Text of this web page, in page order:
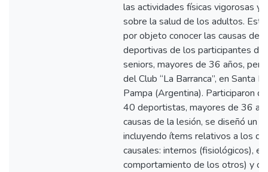
las actividades físicas vigorosas y
sobre la salud de los adultos.
por objeto conocer las causas de
deportivas de los participantes de
seniors, mayores de 36 años,
del Club “La Barranca”, en Santa
Pampa (Argentina). Participaron
40 deportistas, mayores de 36
causas de la lesión, se diseñó un
incluyendo ítems relativos a los
causales: internos (fisiológicos),
comportamiento de los otros) y